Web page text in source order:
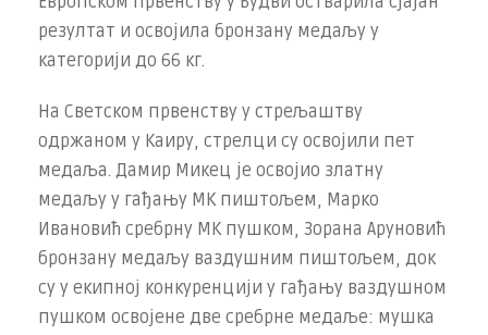
резултат и освојила бронзану медаљу у
категорији до 66 кг.
На Светском првенству у стрељаштву
одржаном у Каиру, стрелци су освојили пет
медаља. Дамир Микец је освојио златну
медаљу у гађању МК пиштољем, Марко
Ивановић сребрну МК пушком, Зорана Аруновић
бронзану медаљу ваздушним пиштољем, док
су у екипној конкуренцији у гађању ваздушном
пушком освојене две сребрне медаље: мушка